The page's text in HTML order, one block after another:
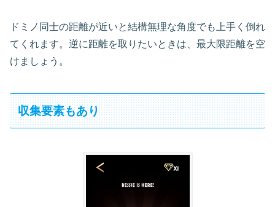
ドミノ同士の距離が近いと結構無理な角度でも上手く倒れ
てくれます。逆に距離を取りたいときは、最大限距離を空
けましょう。
収集要素もあり